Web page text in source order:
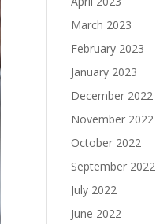
March 2023
February 2023
January 2023
December 2022
November 2022
October 2022
September 2022
July 2022
June 2022